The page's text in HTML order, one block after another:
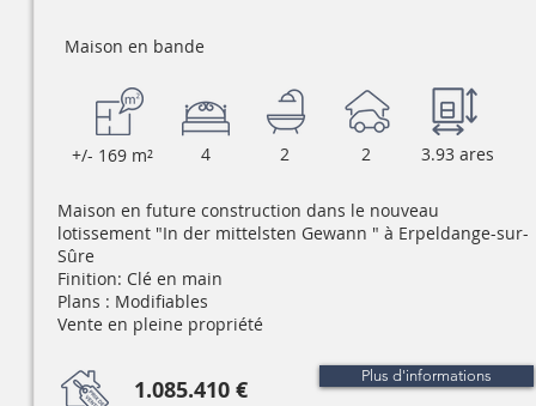
Maison en bande
+/- 169 m² 4 2 2 3.93 ares
Maison en future construction dans le nouveau
lotissement "In der mittelsten Gewann " à Erpeldange-sur-
Sûre
Finition: Clé en main
Plans : Modifiables
Vente en pleine propriété
1.085.410 € Plus d'informations